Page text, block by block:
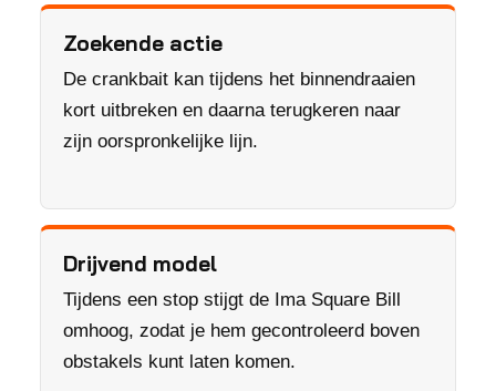
Zoekende actie
De crankbait kan tijdens het binnendraaien
kort uitbreken en daarna terugkeren naar
zijn oorspronkelijke lijn.
Drijvend model
Tijdens een stop stijgt de Ima Square Bill
omhoog, zodat je hem gecontroleerd boven
obstakels kunt laten komen.